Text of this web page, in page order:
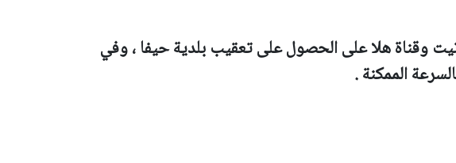
وقناة هلا على الحصول على تعقيب بلدية حيفا ، وفي
الممكنة .